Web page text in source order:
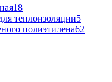
18
теплоизоляции5
полиэтилена62